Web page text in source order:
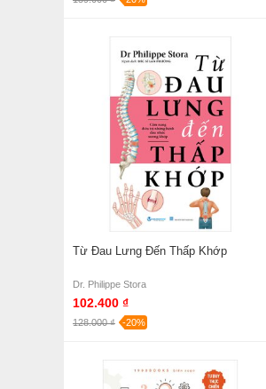
Từ Đau Lưng Đến Thấp Khớp
Dr. Philippe Stora
102.400 ₫
128.000 ₫ -20%